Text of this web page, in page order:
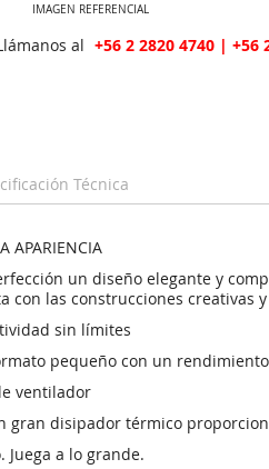
IMAGEN REFERENCIAL
al +56 2 2820 4740 | +56
Técnica
APARIENCIA
un diseño elegante y
con las construcciones creativas
sin límites
pequeño con un
ventilador
gran disipador térmico
Juega a lo grande.